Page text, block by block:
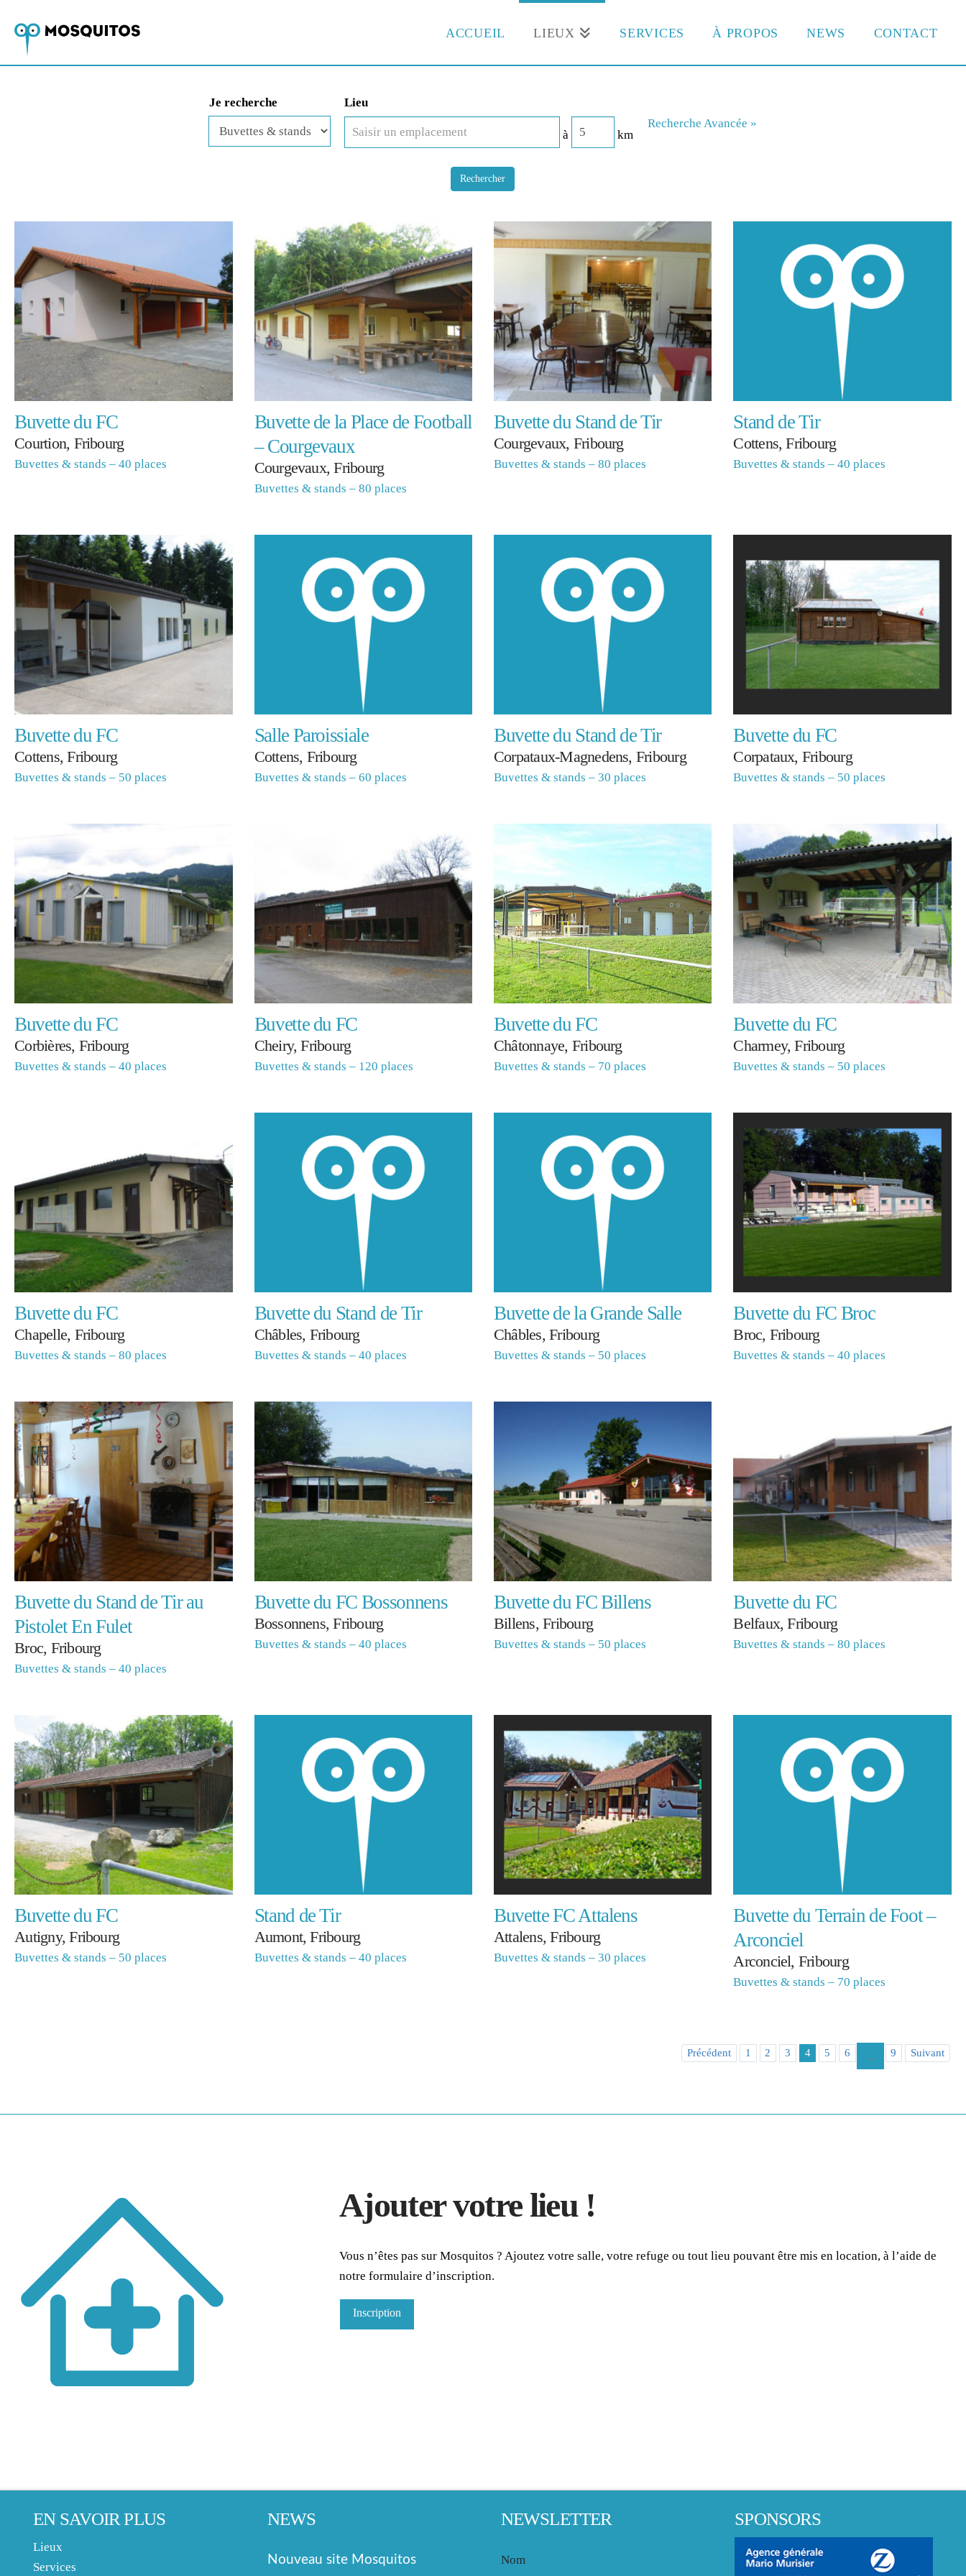
ACCUEIL LIEUX SERVICES À PROPOS NEWS CONTACT
Je recherche Lieu
à km
Recherche Avancée »
Buvette du FC
Courtion, Fribourg
Buvettes & stands – 40 places
Buvette de la Place de Football
– Courgevaux
Courgevaux, Fribourg
Buvettes & stands – 80 places
Buvette du Stand de Tir
Courgevaux, Fribourg
Buvettes & stands – 80 places
Stand de Tir
Cottens, Fribourg
Buvettes & stands – 40 places
Buvette du FC
Cottens, Fribourg
Buvettes & stands – 50 places
Salle Paroissiale
Cottens, Fribourg
Buvettes & stands – 60 places
Buvette du Stand de Tir
Corpataux-Magnedens, Fribourg
Buvettes & stands – 30 places
Buvette du FC
Corpataux, Fribourg
Buvettes & stands – 50 places
Buvette du FC
Corbières, Fribourg
Buvettes & stands – 40 places
Buvette du FC
Cheiry, Fribourg
Buvettes & stands – 120 places
Buvette du FC
Châtonnaye, Fribourg
Buvettes & stands – 70 places
Buvette du FC
Charmey, Fribourg
Buvettes & stands – 50 places
Buvette du FC
Chapelle, Fribourg
Buvettes & stands – 80 places
Buvette du Stand de Tir
Châbles, Fribourg
Buvettes & stands – 40 places
Buvette de la Grande Salle
Châbles, Fribourg
Buvettes & stands – 50 places
Buvette du FC Broc
Broc, Fribourg
Buvettes & stands – 40 places
Buvette du Stand de Tir au
Pistolet En Fulet
Broc, Fribourg
Buvettes & stands – 40 places
Buvette du FC Bossonnens
Bossonnens, Fribourg
Buvettes & stands – 40 places
Buvette du FC Billens
Billens, Fribourg
Buvettes & stands – 50 places
Buvette du FC
Belfaux, Fribourg
Buvettes & stands – 80 places
Buvette du FC
Autigny, Fribourg
Buvettes & stands – 50 places
Stand de Tir
Aumont, Fribourg
Buvettes & stands – 40 places
Buvette FC Attalens
Attalens, Fribourg
Buvettes & stands – 30 places
Buvette du Terrain de Foot –
Arconciel
Arconciel, Fribourg
Buvettes & stands – 70 places
Précédent 1 2 3 4 5 6 ... 9 Suivant
Ajouter votre lieu !
Vous n’êtes pas sur Mosquitos ? Ajoutez votre salle, votre refuge ou tout lieu pouvant être mis en location, à l’aide de
notre formulaire d’inscription.
Inscription
EN SAVOIR PLUS
Lieux
Services
NEWS
Nouveau site Mosquitos
NEWSLETTER
Nom
SPONSORS